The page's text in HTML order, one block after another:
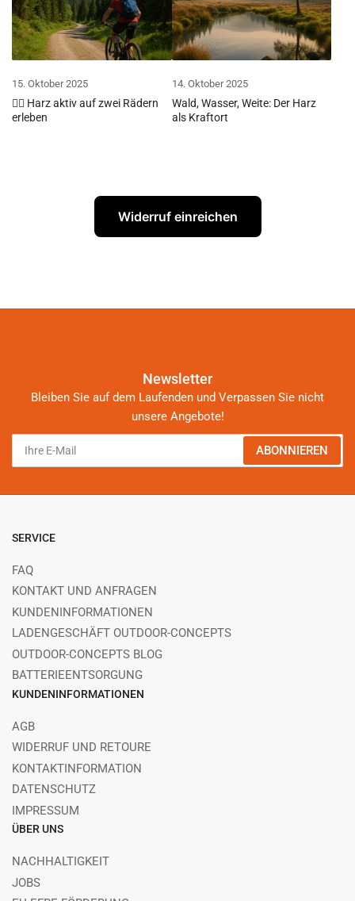
15. Oktober 2025
🚵‍♀ Harz aktiv auf zwei Rädern
erleben
14. Oktober 2025
Wald, Wasser, Weite: Der Harz
als Kraftort
Widerruf einreichen
Newsletter
Bleiben Sie auf dem Laufenden und Verpassen Sie nicht
unsere Angebote!
Ihre
Mail
ABONNIEREN
SERVICE
FAQ
KONTAKT UND ANFRAGEN
KUNDENINFORMATIONEN
LADENGESCHÄFT OUTDOOR-CONCEPTS
OUTDOOR-CONCEPTS BLOG
BATTERIEENTSORGUNG
KUNDENINFORMATIONEN
AGB
WIDERRUF UND RETOURE
KONTAKTINFORMATION
DATENSCHUTZ
IMPRESSUM
ÜBER UNS
NACHHALTIGKEIT
JOBS